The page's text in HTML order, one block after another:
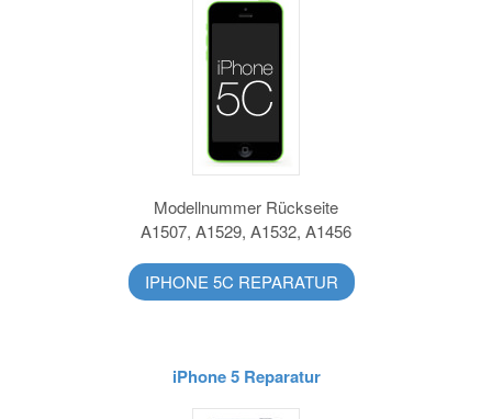
Modellnummer Rückseite
A1507, A1529, A1532, A1456
IPHONE 5C REPARATUR
iPhone 5 Reparatur